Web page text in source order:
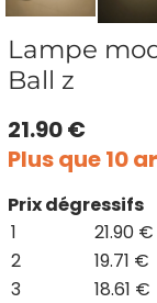
Lampe
Ball z
21.90 €
Plus que 10
Prix dégressifs
1
21.90 €
2
19.71 €
3
18.61 €